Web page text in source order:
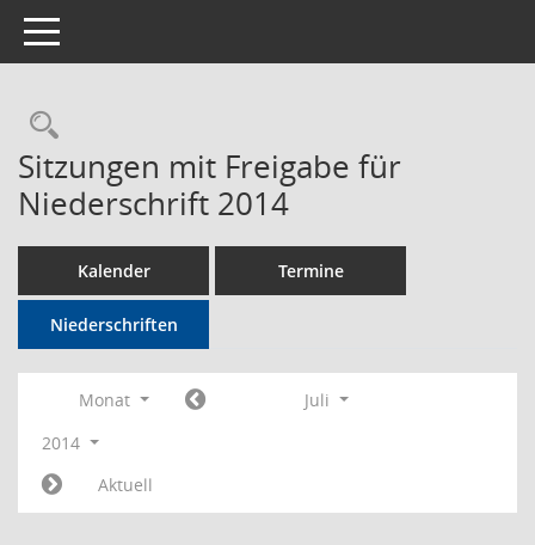
Toggle navigation
Rechercheauswahl
Sitzungen mit Freigabe für
Niederschrift 2014
Kalender Termine
Niederschriften
Monat
Juli
2014
Aktuell